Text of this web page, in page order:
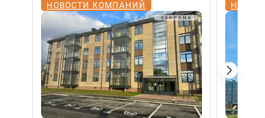
НОВОСТИ КОМПАНИЙ